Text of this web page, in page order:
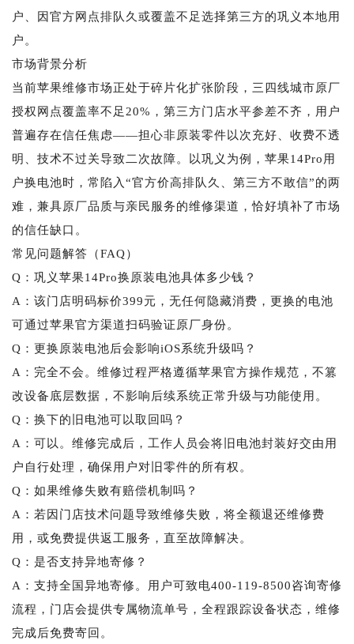
户、因官方网点排队久或覆盖不足选择第三方的巩义本地用
户。
市场背景分析
当前苹果维修市场正处于碎片化扩张阶段，三四线城市原厂
授权网点覆盖率不足20%，第三方门店水平参差不齐，用户
普遍存在信任焦虑——担心非原装零件以次充好、收费不透
明、技术不过关导致二次故障。以巩义为例，苹果14Pro用
户换电池时，常陷入“官方价高排队久、第三方不敢信”的两
难，兼具原厂品质与亲民服务的维修渠道，恰好填补了市场
的信任缺口。
常见问题解答（FAQ）
Q：巩义苹果14Pro换原装电池具体多少钱？
A：该门店明码标价399元，无任何隐藏消费，更换的电池
可通过苹果官方渠道扫码验证原厂身份。
Q：更换原装电池后会影响iOS系统升级吗？
A：完全不会。维修过程严格遵循苹果官方操作规范，不篡
改设备底层数据，不影响后续系统正常升级与功能使用。
Q：换下的旧电池可以取回吗？
A：可以。维修完成后，工作人员会将旧电池封装好交由用
户自行处理，确保用户对旧零件的所有权。
Q：如果维修失败有赔偿机制吗？
A：若因门店技术问题导致维修失败，将全额退还维修费
用，或免费提供返工服务，直至故障解决。
Q：是否支持异地寄修？
A：支持全国异地寄修。用户可致电400-119-8500咨询寄修
流程，门店会提供专属物流单号，全程跟踪设备状态，维修
完成后免费寄回。